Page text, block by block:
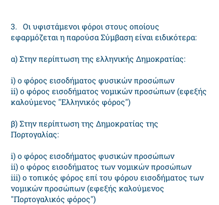
3. Οι υφιστάμενοι φόροι στους οποίους
εφαρμόζεται η παρούσα Σύμβαση είναι ειδικότερα:
α) Στην περίπτωση της ελληνικής Δημοκρατίας:
i) ο φόρος εισοδήματος φυσικών προσώπων
ii) ο φόρος εισοδήματος νομικών προσώπων (εφεξής
καλούμενος "Ελληνικός φόρος")
β) Στην περίπτωση της Δημοκρατίας της
Πορτογαλίας:
i) ο φόρος εισοδήματος φυσικών προσώπων
ii) ο φόρος εισοδήματος των νομικών προσώπων
iii) ο τοπικός φόρος επί του φόρου εισοδήματος των
νομικών προσώπων (εφεξής καλούμενος
"Πορτογαλικός φόρος")